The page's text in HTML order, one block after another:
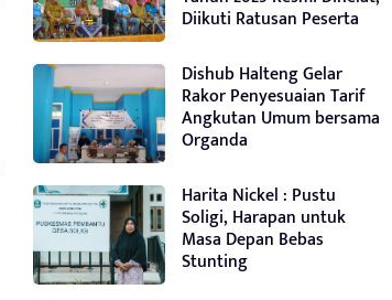
Diikuti Ratusan Peserta
Dishub Halteng Gelar
Rakor Penyesuaian Tarif
Angkutan Umum bersama
Organda
Harita Nickel : Pustu
Soligi, Harapan untuk
Masa Depan Bebas
Stunting